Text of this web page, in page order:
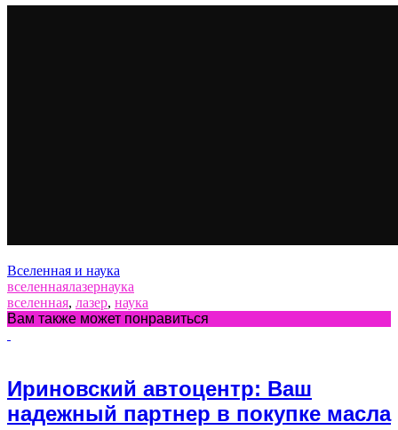
Вселенная и наука
вселеннаялазернаука
вселенная, лазер, наука
Вам также может понравиться
Ириновский автоцентр: Ваш
надежный партнер в покупке масла